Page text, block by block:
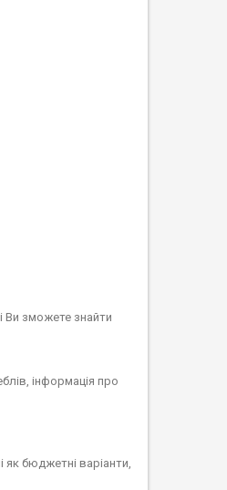
Ви зможете знайти
інформація про
як бюджетні варіанти,